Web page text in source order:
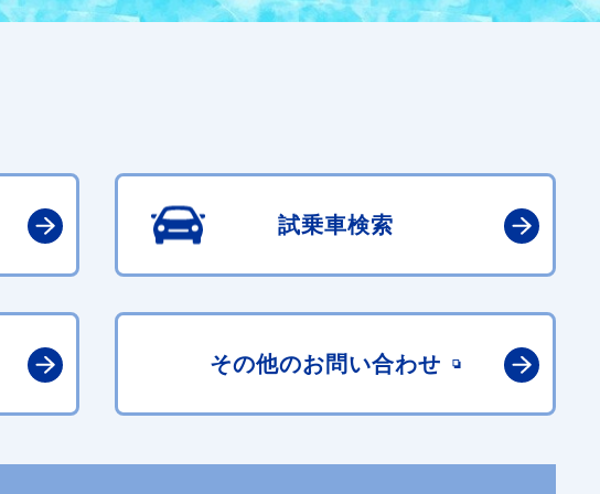
試乗車検索
その他のお問い合わせ